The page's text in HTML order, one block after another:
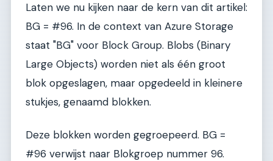
Laten we nu kijken naar de kern van dit artikel:
BG = #96. In de context van Azure Storage
staat "BG" voor Block Group. Blobs (Binary
Large Objects) worden niet als één groot
blok opgeslagen, maar opgedeeld in kleinere
stukjes, genaamd blokken.
Deze blokken worden gegroepeerd. BG =
#96 verwijst naar Blokgroep nummer 96.